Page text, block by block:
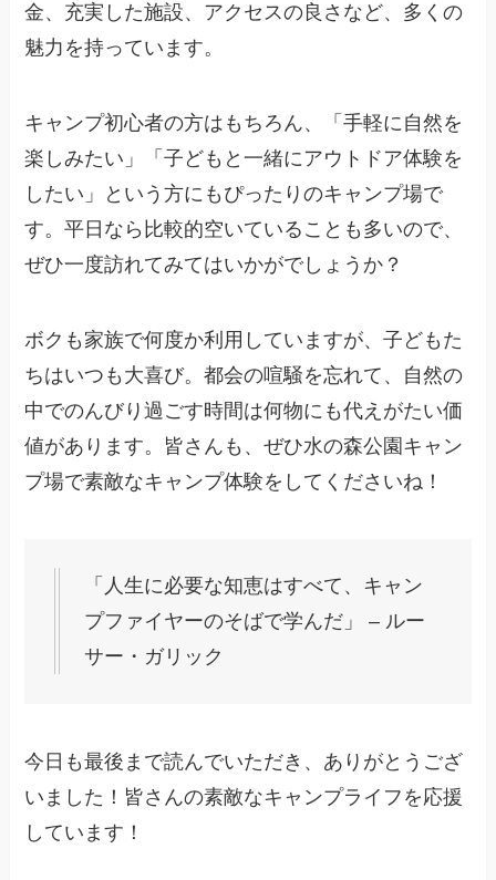
金、充実した施設、アクセスの良さなど、多くの
魅力を持っています。
キャンプ初心者の方はもちろん、「手軽に自然を
楽しみたい」「子どもと一緒にアウトドア体験を
したい」という方にもぴったりのキャンプ場で
す。平日なら比較的空いていることも多いので、
ぜひ一度訪れてみてはいかがでしょうか？
ボクも家族で何度か利用していますが、子どもた
ちはいつも大喜び。都会の喧騒を忘れて、自然の
中でのんびり過ごす時間は何物にも代えがたい価
値があります。皆さんも、ぜひ水の森公園キャン
プ場で素敵なキャンプ体験をしてくださいね！
「人生に必要な知恵はすべて、キャン
プファイヤーのそばで学んだ」 – ルー
サー・ガリック
今日も最後まで読んでいただき、ありがとうござ
いました！皆さんの素敵なキャンプライフを応援
しています！